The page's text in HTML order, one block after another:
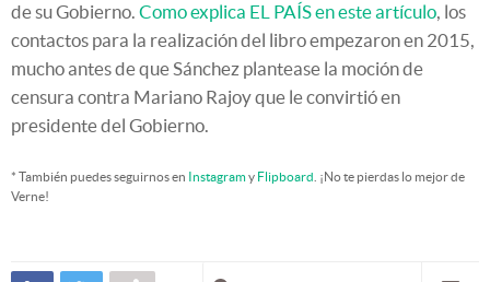
de su Gobierno. Como explica EL PAÍS en este artículo, los
contactos para la realización del libro empezaron en 2015,
mucho antes de que Sánchez plantease la moción de
censura contra Mariano Rajoy que le convirtió en
presidente del Gobierno.
* También puedes seguirnos en Instagramy Flipboard . ¡No te pierdas lo mejor de
Verne!